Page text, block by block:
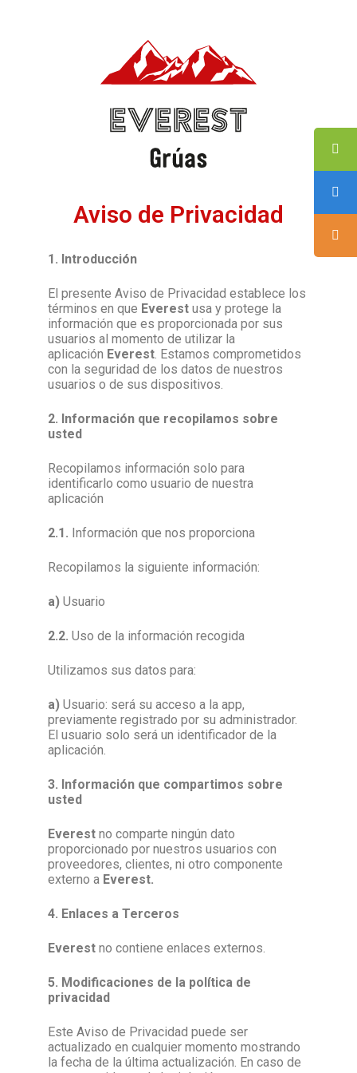
Aviso de Privacidad
1. Introducción
El presente Aviso de Privacidad establece los
términos en que Everest usa y protege la
información que es proporcionada por sus
usuarios al momento de utilizar la
aplicación Everest. Estamos comprometidos
con la seguridad de los datos de nuestros
usuarios o de sus dispositivos.
2. Información que recopilamos sobre
usted
Recopilamos información solo para
identificarlo como usuario de nuestra
aplicación
2.1. Información que nos proporciona
Recopilamos la siguiente información:
a) Usuario
2.2. Uso de la información recogida
Utilizamos sus datos para:
a) Usuario: será su acceso a la app,
previamente registrado por su administrador.
El usuario solo será un identificador de la
aplicación.
3. Información que compartimos sobre
usted
Everest no comparte ningún dato
proporcionado por nuestros usuarios con
proveedores, clientes, ni otro componente
externo a Everest.
4. Enlaces a Terceros
Everest no contiene enlaces externos.
5. Modificaciones de la política de
privacidad
Este Aviso de Privacidad puede ser
actualizado en cualquier momento mostrando
la fecha de la última actualización. En caso de